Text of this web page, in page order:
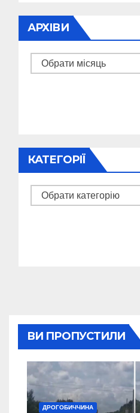
АРХІВИ
Архіви
КАТЕГОРІЇ
Категорії
ВИ ПРОПУСТИЛИ
ДРОГОБИЧЧИНА